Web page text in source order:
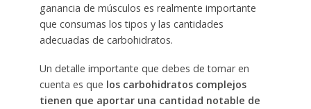
ganancia de músculos es realmente importante
que consumas los tipos y las cantidades
adecuadas de carbohidratos.
Un detalle importante que debes de tomar en
cuenta es que los carbohidratos complejos
tienen que aportar una cantidad notable de